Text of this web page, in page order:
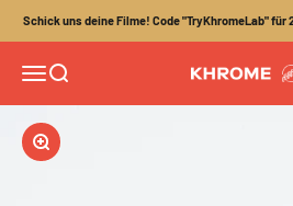
Schick uns deine Filme! Code "TryKhromeLab" für
MenüSuche Khrome
Bild vergrößern